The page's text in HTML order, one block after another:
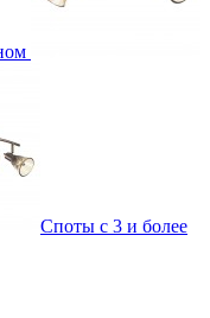
Споты с 3 и более